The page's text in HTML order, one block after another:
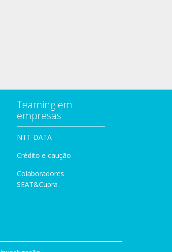
Teaming em
empresas
NTT DATA
Crédito e caução
Colaboradores
SEAT&Cupra